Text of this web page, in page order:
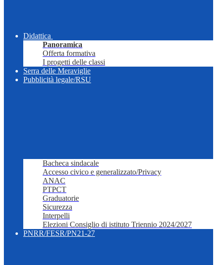
Didattica
Panoramica
Offerta formativa
I progetti delle classi
Serra delle Meraviglie
Pubblicità legale/RSU
Bacheca sindacale
Accesso civico e generalizzato/Privacy
ANAC
PTPCT
Graduatorie
Sicurezza
Interpelli
Elezioni Consiglio di istituto Triennio 2024/2027
PNRR/FESR/PN21-27